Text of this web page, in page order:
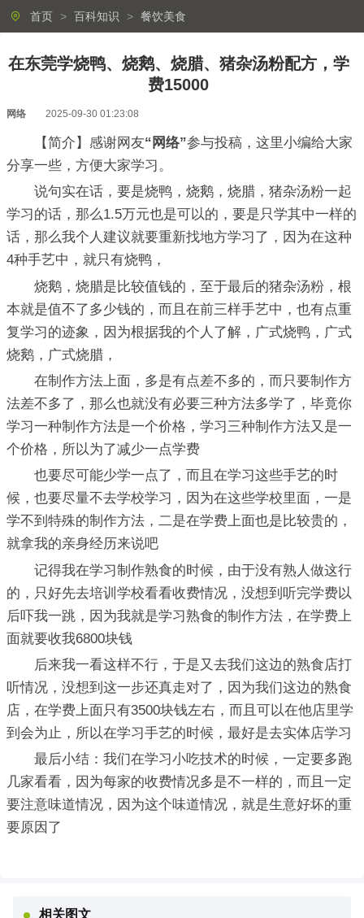
首页 > 百科知识 > 餐饮美食
在东莞学烧鸭、烧鹅、烧腊、猪杂汤粉配方，学
费15000
网络 2025-09-30 01:23:08
【简介】感谢网友“网络”参与投稿，这里小编给大家
分享一些，方便大家学习。
说句实在话，要是烧鸭，烧鹅，烧腊，猪杂汤粉一起
学习的话，那么1.5万元也是可以的，要是只学其中一样的
话，那么我个人建议就要重新找地方学习了，因为在这种
4种手艺中，就只有烧鸭，
烧鹅，烧腊是比较值钱的，至于最后的猪杂汤粉，根
本就是值不了多少钱的，而且在前三样手艺中，也有点重
复学习的迹象，因为根据我的个人了解，广式烧鸭，广式
烧鹅，广式烧腊，
在制作方法上面，多是有点差不多的，而只要制作方
法差不多了，那么也就没有必要三种方法多学了，毕竟你
学习一种制作方法是一个价格，学习三种制作方法又是一
个价格，所以为了减少一点学费
也要尽可能少学一点了，而且在学习这些手艺的时
候，也要尽量不去学校学习，因为在这些学校里面，一是
学不到特殊的制作方法，二是在学费上面也是比较贵的，
就拿我的亲身经历来说吧
记得我在学习制作熟食的时候，由于没有熟人做这行
的，只好先去培训学校看看收费情况，没想到听完学费以
后吓我一跳，因为我就是学习熟食的制作方法，在学费上
面就要收我6800块钱
后来我一看这样不行，于是又去我们这边的熟食店打
听情况，没想到这一步还真走对了，因为我们这边的熟食
店，在学费上面只有3500块钱左右，而且可以在他店里学
到会为止，所以在学习手艺的时候，最好是去实体店学习
最后小结：我们在学习小吃技术的时候，一定要多跑
几家看看，因为每家的收费情况多是不一样的，而且一定
要注意味道情况，因为这个味道情况，就是生意好坏的重
要原因了
相关图文